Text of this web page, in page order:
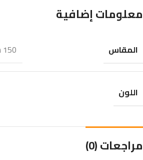
معلومات إضافية
المقاس 150 سم
اللون
مراجعات (0)